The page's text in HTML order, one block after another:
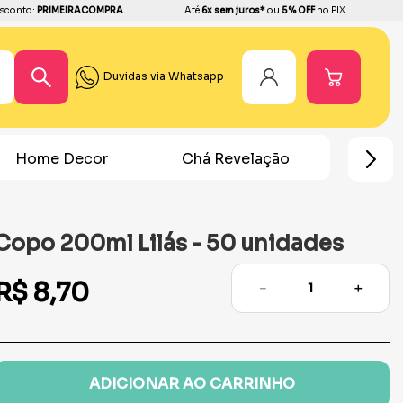
PRIMEIRACOMPRA Até6x sem juros*ou 5% OFFno PIX
Duvidas via Whatsapp
Home Decor Chá Revelação Festa
200ml Lilás - 50 unidades
8,70 ＋
－
ADICIONAR AO CARRINHO